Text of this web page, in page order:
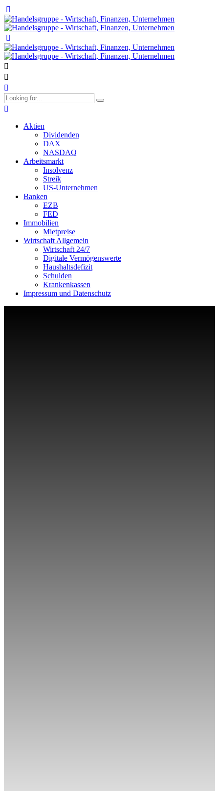
Aktien
Dividenden
DAX
NASDAQ
Arbeitsmarkt
Insolvenz
Streik
US-Unternehmen
Banken
EZB
FED
Immobilien
Mietpreise
Wirtschaft Allgemein
Wirtschaft 24/7
Digitale Vermögenswerte
Haushaltsdefizit
Schulden
Krankenkassen
Impressum und Datenschutz